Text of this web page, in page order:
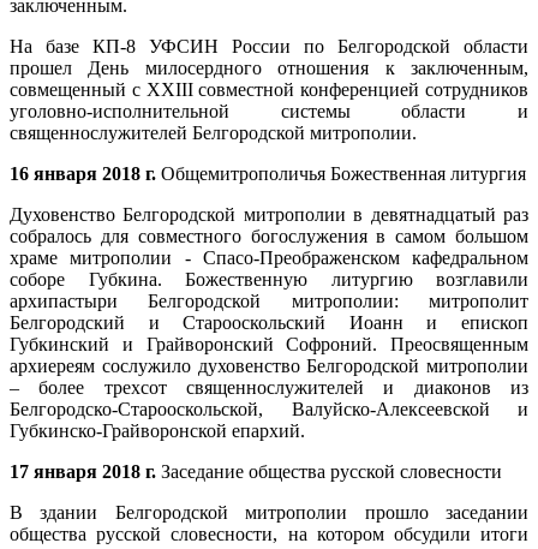
заключенным.
На базе КП-8 УФСИН России по Белгородской области
прошел День милосердного отношения к заключенным,
совмещенный с XXIII совместной конференцией сотрудников
уголовно-исполнительной системы области и
священнослужителей Белгородской митрополии.
16 января 2018 г. Общемитрополичья Божественная литургия
Духовенство Белгородской митрополии в девятнадцатый раз
собралось для совместного богослужения в самом большом
храме митрополии - Спасо-Преображенском кафедральном
соборе Губкина. Божественную литургию возглавили
архипастыри Белгородской митрополии: митрополит
Белгородский и Старооскольский Иоанн и епископ
Губкинский и Грайворонский Софроний. Преосвященным
архиереям сослужило духовенство Белгородской митрополии
– более трехсот священнослужителей и диаконов из
Белгородско-Старооскольской, Валуйско-Алексеевской и
Губкинско-Грайворонской епархий.
17 января 2018 г. Заседание общества русской словесности
В здании Белгородской митрополии прошло заседании
общества русской словесности, на котором обсудили итоги